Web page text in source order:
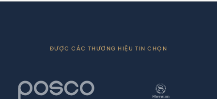
ĐƯỢC CÁC THƯƠNG HIỆU TIN CHỌN